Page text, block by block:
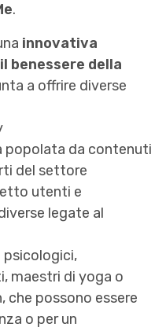
.
innovativa
benessere della
a offrire diverse
popolata da contenuti
del settore
utenti e
legate al
psicologici,
maestri di yoga o
che possono essere
o per un